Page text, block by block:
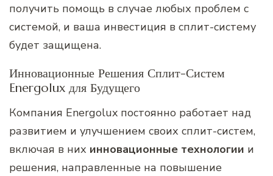
получить помощь в случае любых проблем с
системой, и ваша инвестиция в сплит-систему
будет защищена.
Инновационные Решения Сплит-Систем
Energolux для Будущего
Компания Energolux постоянно работает над
развитием и улучшением своих сплит-систем,
включая в них инновационные технологии и
решения, направленные на повышение